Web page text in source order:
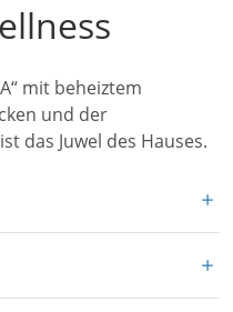
mit beheiztem
und der
das Juwel des Hauses.